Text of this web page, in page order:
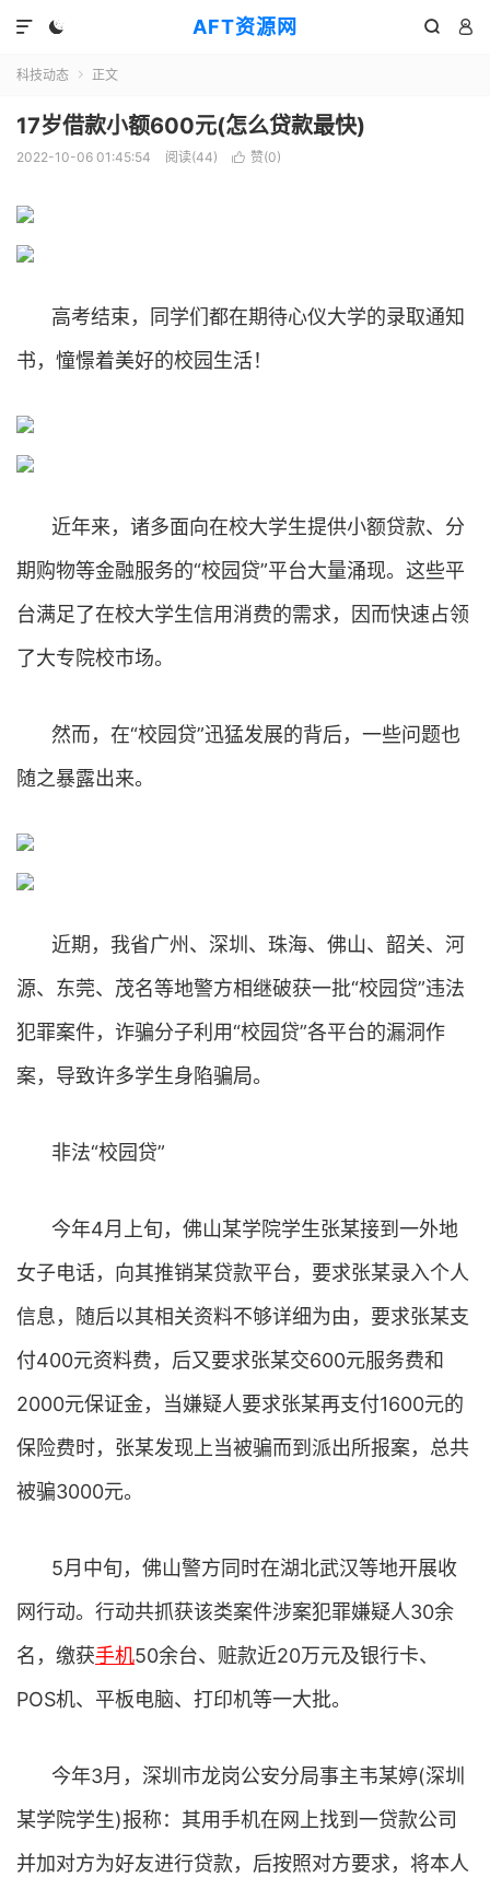
AFT资源网
  

科技动态  正文
17岁借款小额600元(怎么贷款最快)
2022-10-06 01:45:54 阅读(44)  赞(0)
高考结束，同学们都在期待心仪大学的录取通知
书，憧憬着美好的校园生活！
近年来，诸多面向在校大学生提供小额贷款、分
期购物等金融服务的“校园贷”平台大量涌现。这些平
台满足了在校大学生信用消费的需求，因而快速占领
了大专院校市场。
然而，在“校园贷”迅猛发展的背后，一些问题也
随之暴露出来。
近期，我省广州、深圳、珠海、佛山、韶关、河
源、东莞、茂名等地警方相继破获一批“校园贷”违法
犯罪案件，诈骗分子利用“校园贷”各平台的漏洞作
案，导致许多学生身陷骗局。
非法“校园贷”
今年4月上旬，佛山某学院学生张某接到一外地
女子电话，向其推销某贷款平台，要求张某录入个人
信息，随后以其相关资料不够详细为由，要求张某支
付400元资料费，后又要求张某交600元服务费和
2000元保证金，当嫌疑人要求张某再支付1600元的
保险费时，张某发现上当被骗而到派出所报案，总共
被骗3000元。
5月中旬，佛山警方同时在湖北武汉等地开展收
网行动。行动共抓获该类案件涉案犯罪嫌疑人30余
名，缴获手机50余台、赃款近20万元及银行卡、
POS机、平板电脑、打印机等一大批。
今年3月，深圳市龙岗公安分局事主韦某婷(深圳
某学院学生)报称：其用手机在网上找到一贷款公司
并加对方为好友进行贷款，后按照对方要求，将本人